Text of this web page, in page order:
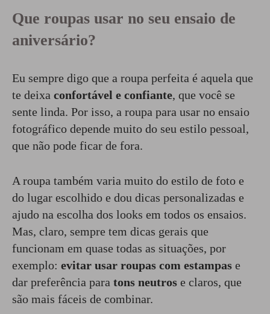
Que roupas usar no seu ensaio de
aniversário?
Eu sempre digo que a roupa perfeita é aquela que
te deixa confortável e confiante, que você se
sente linda. Por isso, a roupa para usar no ensaio
fotográfico depende muito do seu estilo pessoal,
que não pode ficar de fora.
A roupa também varia muito do estilo de foto e
do lugar escolhido e dou dicas personalizadas e
ajudo na escolha dos looks em todos os ensaios.
Mas, claro, sempre tem dicas gerais que
funcionam em quase todas as situações, por
exemplo: evitar usar roupas com estampas e
dar preferência para tons neutros e claros, que
são mais fáceis de combinar.